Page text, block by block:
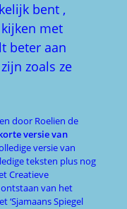
bent ,
met
beter aan
zoals ze
door Roelien de
versie van
versie van
teksten plus nog
Creatieve
van het
Spiegel